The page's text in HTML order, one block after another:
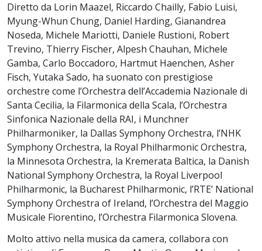
Diretto da Lorin Maazel, Riccardo Chailly, Fabio Luisi,
Myung-Whun Chung, Daniel Harding, Gianandrea
Noseda, Michele Mariotti, Daniele Rustioni, Robert
Trevino, Thierry Fischer, Alpesh Chauhan, Michele
Gamba, Carlo Boccadoro, Hartmut Haenchen, Asher
Fisch, Yutaka Sado, ha suonato con prestigiose
orchestre come l’Orchestra dell’Accademia Nazionale di
Santa Cecilia, la Filarmonica della Scala, l’Orchestra
Sinfonica Nazionale della RAI, i Munchner
Philharmoniker, la Dallas Symphony Orchestra, l’NHK
Symphony Orchestra, la Royal Philharmonic Orchestra,
la Minnesota Orchestra, la Kremerata Baltica, la Danish
National Symphony Orchestra, la Royal Liverpool
Philharmonic, la Bucharest Philharmonic, l’RTE’ National
Symphony Orchestra of Ireland, l’Orchestra del Maggio
Musicale Fiorentino, l’Orchestra Filarmonica Slovena.
Molto attivo nella musica da camera, collabora con